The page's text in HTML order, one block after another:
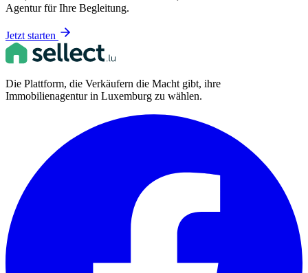
Agentur für Ihre Begleitung.
Jetzt starten
Die Plattform, die Verkäufern die Macht gibt, ihre
Immobilienagentur in Luxemburg zu wählen.